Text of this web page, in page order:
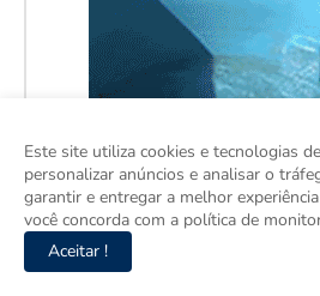
Este site utiliza cookies e tecnologias
personalizar anúncios e analisar o
garantir e entregar a melhor
você concorda com a política de
Aceitar !